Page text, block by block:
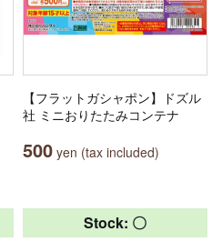
【フラットガシャポン】ドズル
社 ミニおりたたみコンテナ
500 yen (tax included)
Stock: 〇